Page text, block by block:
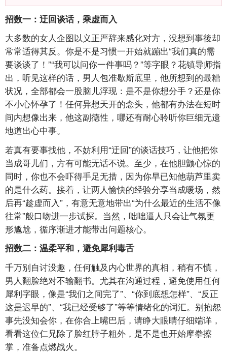
招数一：迂回谈话，乘虚而入
大多数的女人企图以义正严辞来感化对方，没想到事後却
常常适得其反。你是不是习惯一开始就蹦出“我们真的需
要谈谈了！”“我可以问你一件事吗？”等字眼？花镇导师指
出，听见这样的话，男人包准歇斯底里，他所想到的最糟
状况，全部都会一股脑儿浮现：是不是你想分手？还是你
不小心怀孕了！任何异想天开的念头，他都有办法在短时
间内想像出来，他这副德性，哪还有耐心聆听你巨细无遗
地道出心中事。
若真有要事找他，不妨利用“迂回”的谈话技巧，让他把你
当成哥儿们，方有可能无话不说。至少，在他胆颤心惊的
同时，你也不会吓得手足无措，因为你早已知他葫芦里卖
的是什么药。接着，让两人愉快的经验分享当成暖场，然
后再“趁虚而入”，有意无意地带出“为什么最近的生活不像
往常”般口吻进一步试探。当然，咄咄逼人只会让气氛更
形尴尬，循序渐进才能带出问题核心。
招数二：温柔平和，避免犀利毒舌
千万别自讨没趣，任何触及内心世界的真相，稍有不慎，
男人翻脸绝对不输翻书。尤其在沟通过程，避免使用任何
犀利字眼，像是“我们之间完了”、“你到底想怎样”、“反正
这是迟早的”、“我已经受够了”等等情绪化的词汇。别抱怨
事先没知会你，在你合上嘴巴后，请睁大眼睛仔细端详，
看看这位仁兄除了脸红脖子粗外，是不是也开始摩拳擦
掌，准备点燃战火。